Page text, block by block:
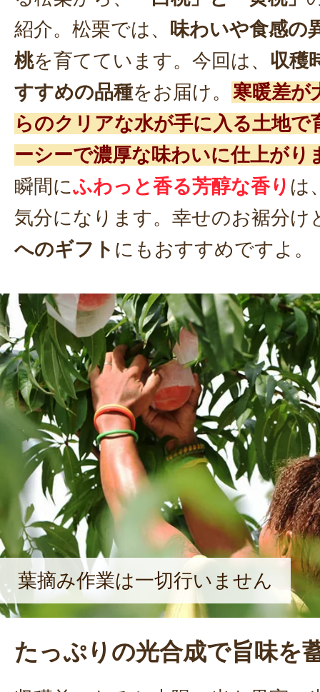
紹介。松栗では、 味わいや食感の
桃を育てています。今回は、 収穫
すすめの品種をお届け。 寒暖差が
らのクリアな水が手に入る土地で
ーシーで濃厚な味わいに仕上がり
瞬間にふわっと香る芳醇な香り は
気分になります。幸せのお裾分け
へのギフト にもおすすめですよ。
葉摘み作業は一切行いません
たっぷりの光合成で旨味を